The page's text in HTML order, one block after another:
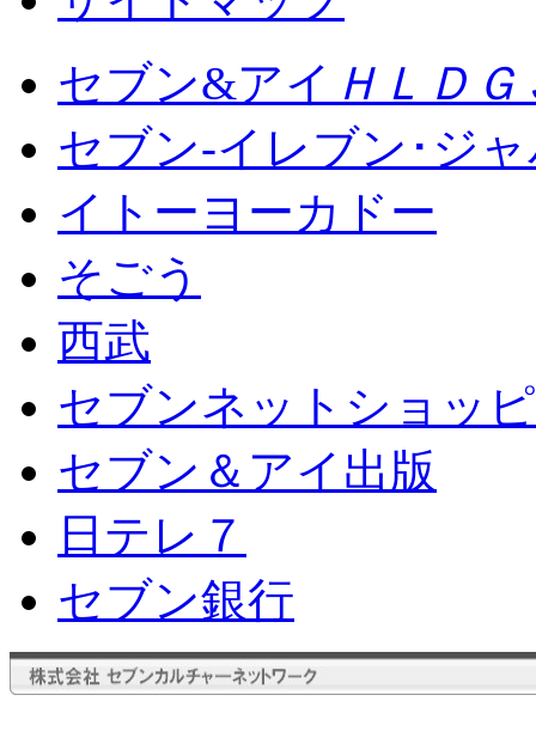
セブン&アイ ＨＬＤＧ
セブン-イレブン･ジ
イトーヨーカドー
そごう
西武
セブンネットショッ
セブン＆アイ出版
日テレ７
セブン銀行